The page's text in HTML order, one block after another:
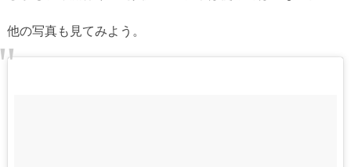
他の写真も見てみよう。